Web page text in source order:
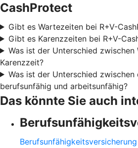
CashProtect
Gibt es Wartezeiten bei R+V-
Gibt es Karenzzeiten bei R+V-
Was ist der Unterschied zwischen
Karenzzeit?
Was ist der Unterschied zwischen
berufsunfähig und arbeitsunfähig?
Das könnte Sie auch
Berufsunfähigkeitsversicherung